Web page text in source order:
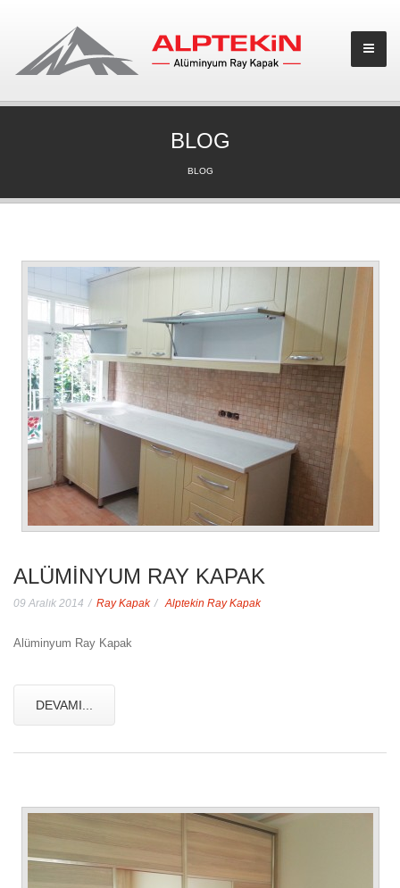
BLOG
BLOG
ALÜMINYUM RAY KAPAK
09 Aralık 2014 Ray Kapak Alptekin Ray Kapak
Alüminyum Ray Kapak
DEVAMI...